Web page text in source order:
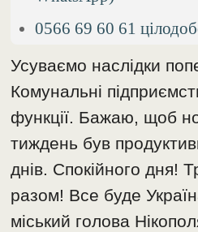
0566 69 60 61
Усуваємо наслідки
Комунальні
функції. Бажаю, щоб
тиждень був
днів. Спокійного дня!
разом! Все буде
міський голова